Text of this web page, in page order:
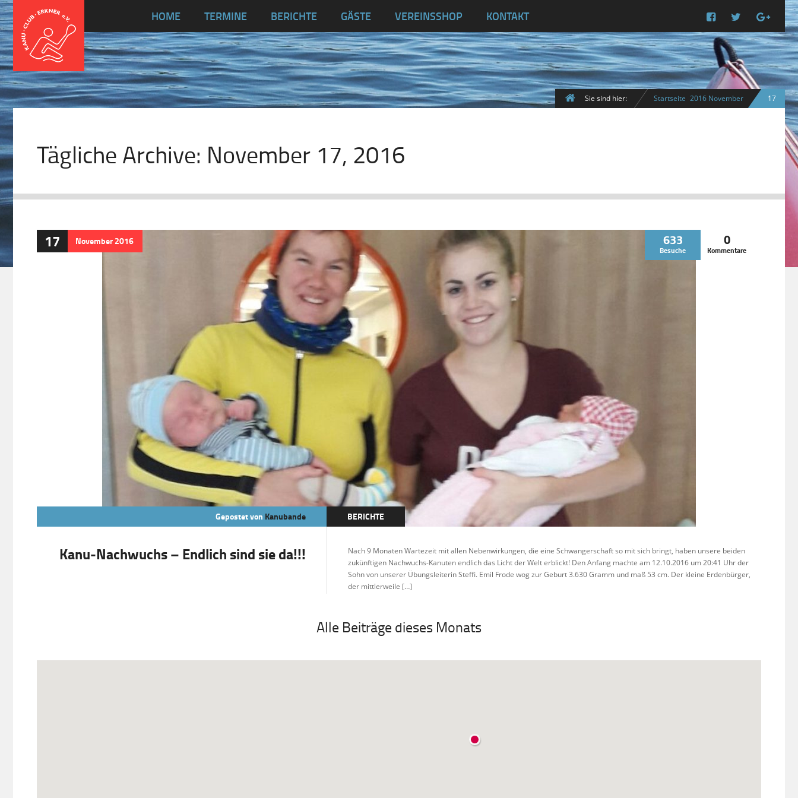
HOME TERMINE BERICHTE GÄSTE VEREINSSHOP KONTAKT
Sie sind hier: Startseite 2016 November 17
Tägliche Archive: November 17, 2016
17 November2016 633
Besuche
0
Kommentare
Gepostet von Kanubande BERICHTE
Kanu-Nachwuchs – Endlich sind sie da!!!
Nach 9 Monaten Wartezeit mit allen Nebenwirkungen, die eine Schwangerschaft so mit sich bringt, haben unsere beiden
zukünftigen Nachwuchs-Kanuten endlich das Licht der Welt erblickt! Den Anfang machte am 12.10.2016 um 20:41 Uhr der
Sohn von unserer Übungsleiterin Steffi. Emil Frode wog zur Geburt 3.630 Gramm und maß 53 cm. Der kleine Erdenbürger,
der mittlerweile […]
Alle Beiträge dieses Monats